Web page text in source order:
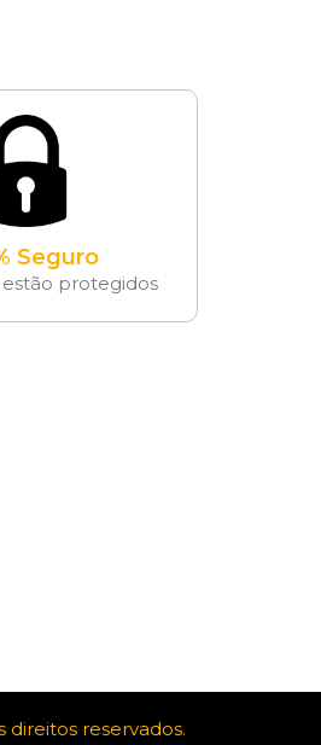
Seguro
estão protegidos
direitos reservados.